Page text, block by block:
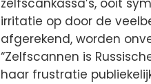
zelfscankassa’s, ooit
irritatie op door de
afgerekend, worden
“Zelfscannen is
haar frustratie